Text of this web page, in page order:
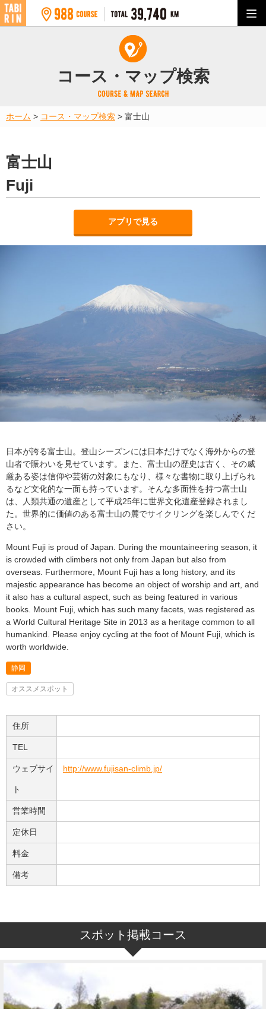
コース・マップ検索
ホーム > コース・マップ検索 > 富士山
富士山
Fuji
アプリで見る
日本が誇る富士山。登山シーズンには日本だけでなく海外からの登
山者で賑わいを見せています。また、富士山の歴史は古く、その威
厳ある姿は信仰や芸術の対象にもなり、様々な書物に取り上げられ
るなど文化的な一面も持っています。そんな多面性を持つ富士山
は、人類共通の遺産として平成25年に世界文化遺産登録されまし
た。世界的に価値のある富士山の麓でサイクリングを楽しんでくだ
さい。
Mount Fuji is proud of Japan. During the mountaineering season, it
is crowded with climbers not only from Japan but also from
overseas. Furthermore, Mount Fuji has a long history, and its
majestic appearance has become an object of worship and art, and
it also has a cultural aspect, such as being featured in various
books. Mount Fuji, which has such many facets, was registered as
a World Cultural Heritage Site in 2013 as a heritage common to all
humankind. Please enjoy cycling at the foot of Mount Fuji, which is
worth worldwide.
静岡
オススメスポット
住所
TEL
ウェブサイ
ト
http://www.fujisan-climb.jp/
営業時間
定休日
料金
備考
スポット掲載コース